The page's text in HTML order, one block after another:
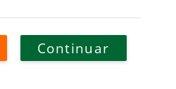
Continuar